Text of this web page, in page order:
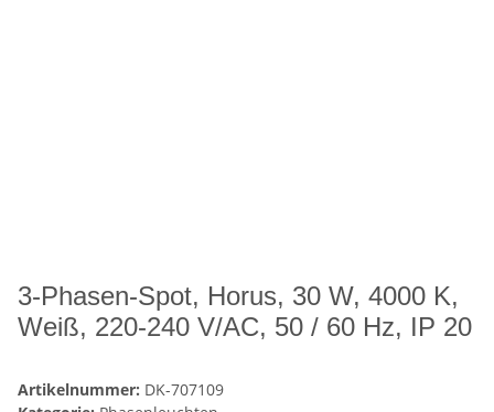
3-Phasen-Spot, Horus, 30 W, 4000 K,
Weiß, 220-240 V/AC, 50 / 60 Hz, IP 20
Artikelnummer: DK-707109